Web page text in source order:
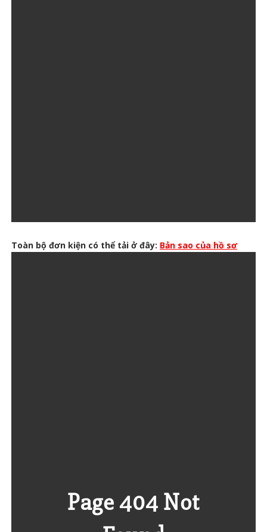
Toàn bộ đơn kiện có thể tải ở đây: Bản sao của hồ sơ